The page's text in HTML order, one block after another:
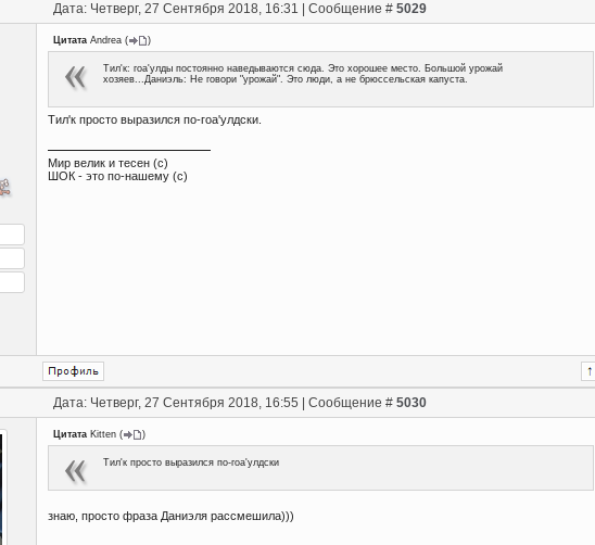
Дата: Четверг, 27 Сентября 2018, 16:31 | Сообщение # 5029
Цитата Andrea ( )
Тил'к: гоа'улды постоянно наведываются сюда. Это хорошее место. Большой урожай
хозяев...Даниэль: Не говори "урожай". Это люди, а не брюссельская капуста.
Тил'к просто выразился по-гоа'улдски.
Мир велик и тесен (с)
ШОК - это по-нашему (с)
Дата: Четверг, 27 Сентября 2018, 16:55 | Сообщение # 5030
Цитата Kitten ( )
Тил'к просто выразился по-гоа'улдски
знаю, просто фраза Даниэля рассмешила)))